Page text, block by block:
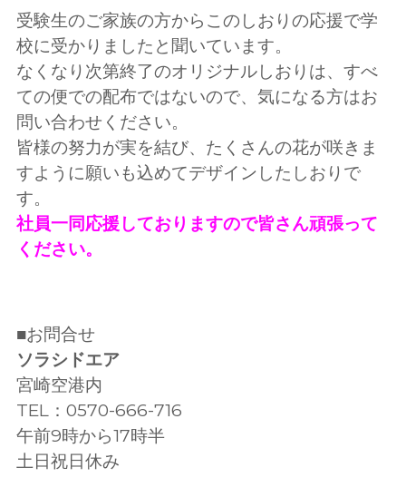
受験生のご家族の方からこのしおりの応援で学
校に受かりましたと聞いています。
なくなり次第終了のオリジナルしおりは、すべ
ての便での配布ではないので、気になる方はお
問い合わせください。
皆様の努力が実を結び、たくさんの花が咲きま
すように願いも込めてデザインしたしおりで
す。
社員一同応援しておりますので皆さん頑張って
ください。
■お問合せ
ソラシドエア
宮崎空港内
TEL：0570-666-716
午前9時から17時半
土日祝日休み